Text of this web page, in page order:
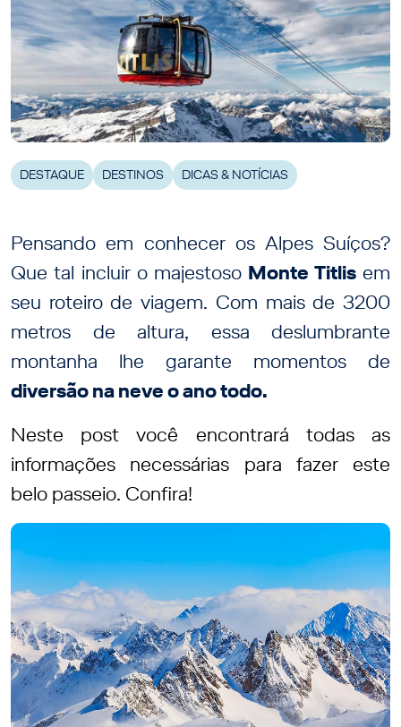
DESTAQUE DESTINOS DICAS & NOTÍCIAS
Pensando em conhecer os Alpes Suíços?
Que tal incluir o majestoso Monte Titlisem
seu roteiro de viagem. Com mais de 3200
metros de altura, essa deslumbrante
montanha lhe garante momentos de
diversão na neve o ano todo.
Neste post você encontrará todas as
informações necessárias para fazer este
belo passeio. Confira!